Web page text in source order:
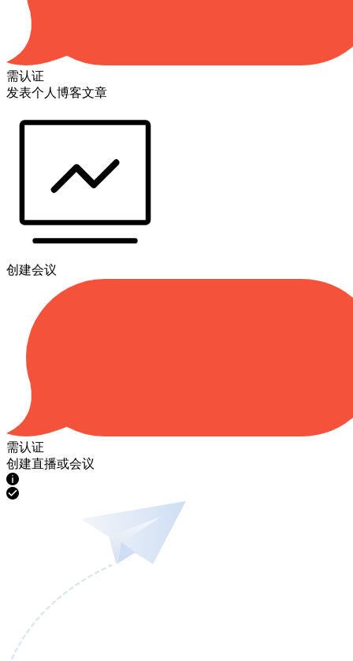
需认证
发表个人博客文章
创建会议
需认证
创建直播或会议